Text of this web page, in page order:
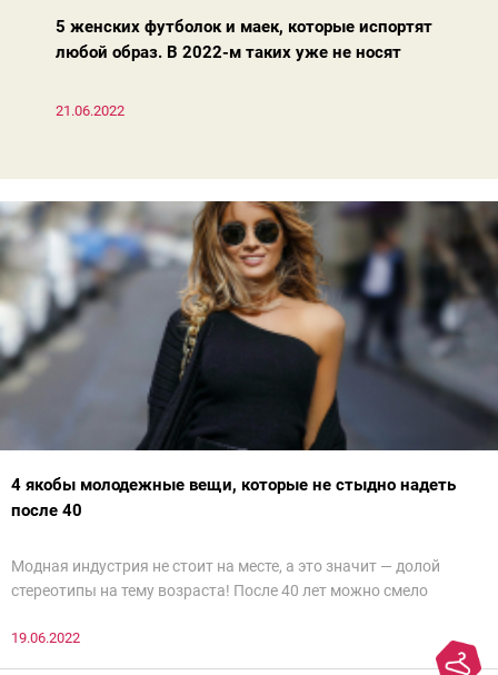
5 женских футболок и маек, которые испортят
любой образ. В 2022-м таких уже не носят
21.06.2022
4 якобы молодежные вещи, которые не стыдно надеть
после 40
Модная индустрия не стоит на месте, а это значит — долой
стереотипы на тему возраста! После 40 лет можно смело
что стоит более вдумчиво вписывать их в стильный,
современный образ. Мы внимательно изучили образы женщин
19.06.2022